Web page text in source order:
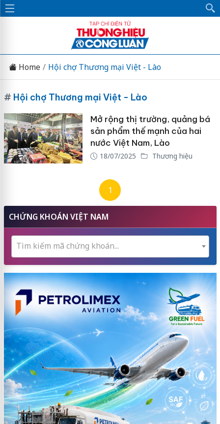
Home Hội chợ Thương mại Việt - Lào
# Hội chợ Thương mại Việt - Lào
Mở rộng thị trường, quảng bá
sản phẩm thế mạnh của hai
nước Việt Nam, Lào
18/07/2025 Thương hiệu
1
CHỨNG KHOÁN VIỆT NAM
Tìm kiếm mã chứng khoán...